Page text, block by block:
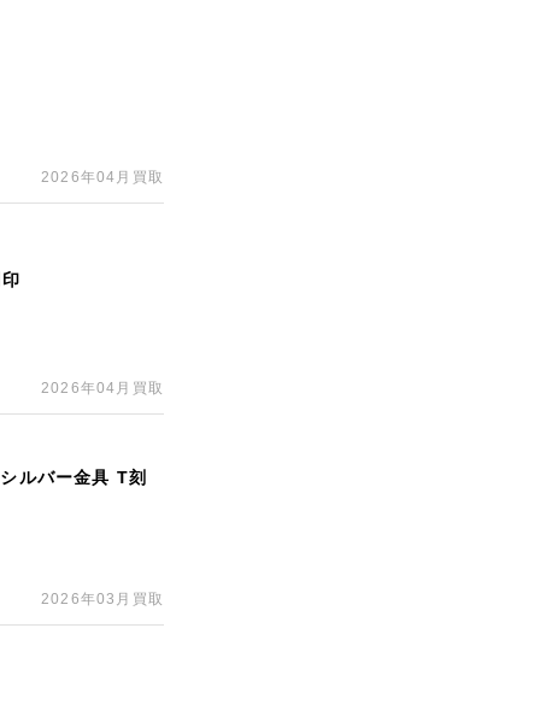
2026年04月買取
2026年04月買取
ルバー金具 T刻
2026年03月買取